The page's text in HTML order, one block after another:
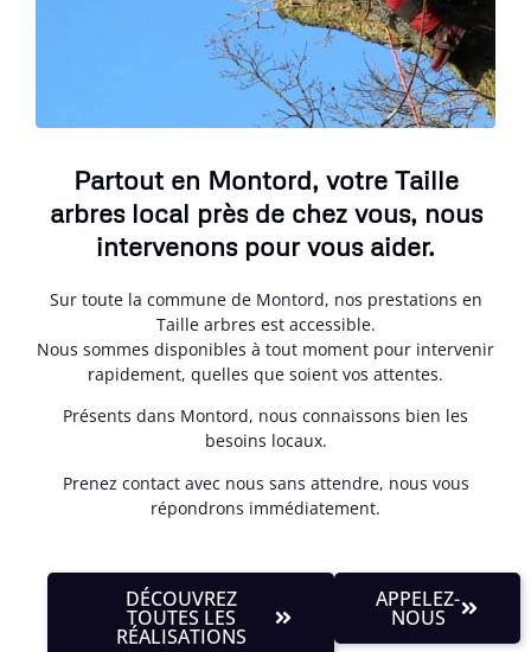
Partout en Montord, votre Taille
arbres local près de chez vous, nous
intervenons pour vous aider.
Sur toute la commune de Montord, nos prestations en
Taille arbres est accessible.
Nous sommes disponibles à tout moment pour intervenir
rapidement, quelles que soient vos attentes.
Présents dans Montord, nous connaissons bien les
besoins locaux.
Prenez contact avec nous sans attendre, nous vous
répondrons immédiatement.
DÉCOUVREZ
TOUTES LES
RÉALISATIONS
APPELEZ-
NOUS